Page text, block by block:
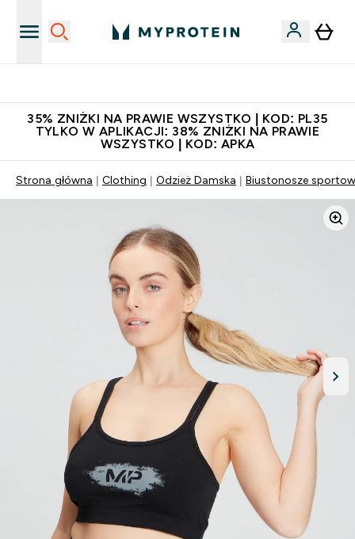
35% ZNIŻKI NA PRAWIE WSZYSTKO | KOD: PL35
TYLKO W APLIKACJI: 38% ZNIŻKI NA PRAWIE
WSZYSTKO | KOD: APKA
Strona główna Clothing Odzież Damska Biustonosze